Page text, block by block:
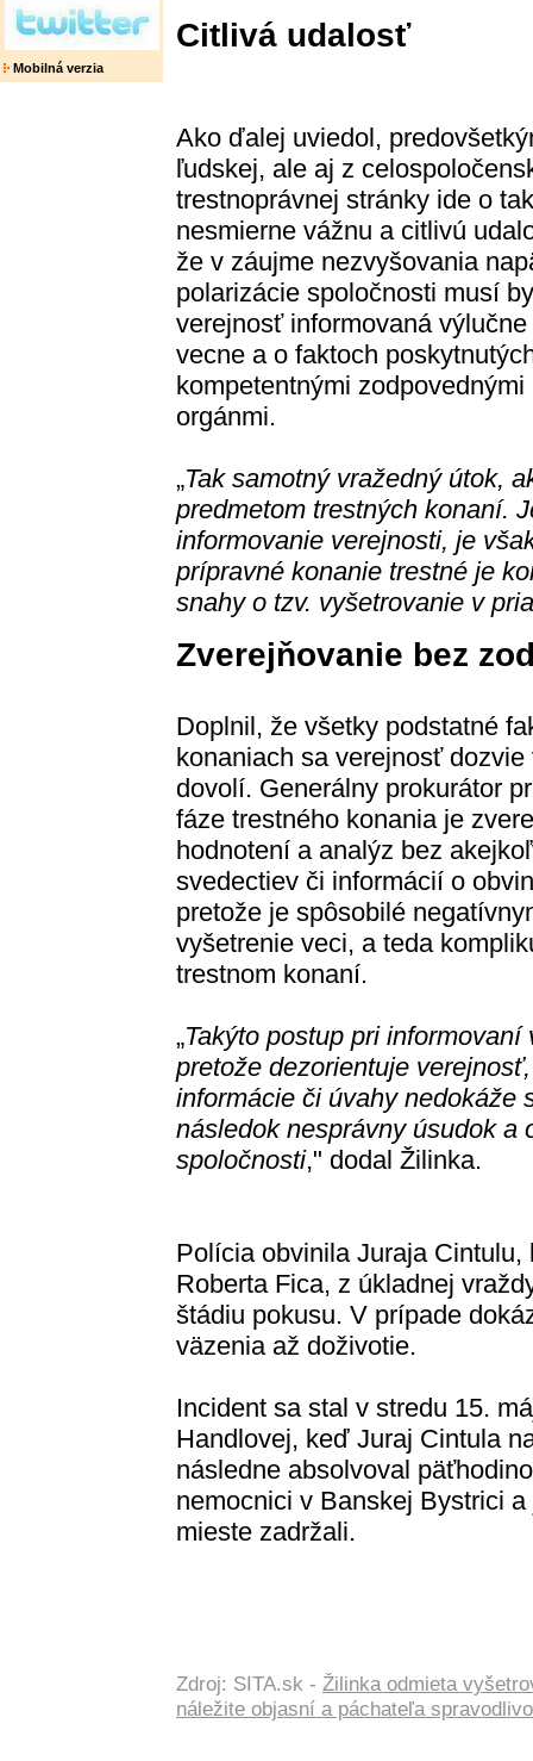
Mobilná verzia
Citlivá udalosť
Ako ďalej uviedol,
ľudskej, ale aj z
trestnoprávnej stránky ide o tak
nesmierne vážnu a citlivú
že v záujme nezvyšovania
polarizácie spoločnosti musí
verejnosť informovaná výlučne
vecne a o faktoch
kompetentnými zodpovednými
orgánmi.
„Tak samotný vražedný útok,
predmetom trestných konaní.
informovanie verejnosti, je
prípravné konanie trestné je
snahy o tzv. vyšetrovanie v
Zverejňovanie bez
Doplnil, že všetky podstatné
konaniach sa verejnosť
dovolí. Generálny prokurátor
fáze trestného konania je
hodnotení a analýz bez
svedectiev či informácií o
pretože je spôsobilé
vyšetrenie veci, a teda
trestnom konaní.
„Takýto postup pri
pretože dezorientuje
informácie či úvahy nedokáže
následok nesprávny úsudok a
spoločnosti," dodal Žilinka.
Polícia obvinila Juraja
Roberta Fica, z úkladnej
štádiu pokusu. V prípade
väzenia až doživotie.
Incident sa stal v stredu 15.
Handlovej, keď Juraj Cintula
následne absolvoval
nemocnici v Banskej Bystrici
mieste zadržali.
Zdroj: SITA.sk - Žilinka odmieta
náležite objasní a páchateľa